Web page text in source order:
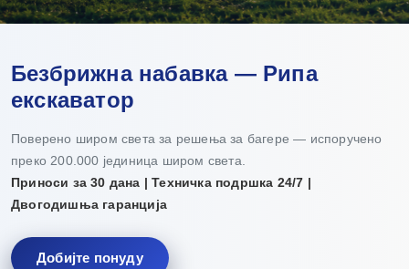
Безбрижна набавка — Рипа
екскаватор
Поверено широм света за решења за багере — испоручено
преко 200.000 јединица широм света.
Приноси за 30 дана | Техничка подршка 24/7 |
Двогодишња гаранција
Добијте понуду